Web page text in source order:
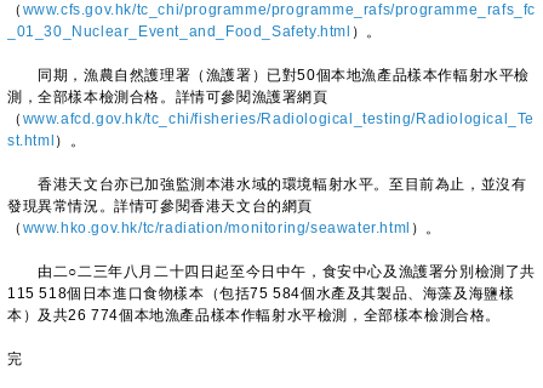
（ www.cfs.gov.hk/tc_chi/programme/programme_rafs/programme_rafs_fc
_01_30_Nuclear_Event_and_Food_Safety.html ）。
同期，漁農自然護理署（漁護署）已對50個本地漁產品樣本作輻射水平檢
測，全部樣本檢測合格。詳情可參閱漁護署網頁
（ www.afcd.gov.hk/tc_chi/fisheries/Radiological_testing/Radiological_Te
st.html ）。
香港天文台亦已加強監測本港水域的環境輻射水平。至目前為止，並沒有
發現異常情況。詳情可參閱香港天文台的網頁
（ www.hko.gov.hk/tc/radiation/monitoring/seawater.html ）。
由二○二三年八月二十四日起至今日中午，食安中心及漁護署分別檢測了共
115 518個日本進口食物樣本（包括75 584個水產及其製品、海藻及海鹽樣
本）及共26 774個本地漁產品樣本作輻射水平檢測，全部樣本檢測合格。
完